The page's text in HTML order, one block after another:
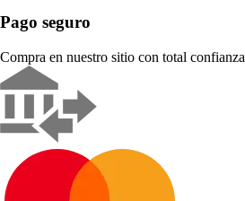
Pago seguro
Compra en nuestro sitio con total confianza